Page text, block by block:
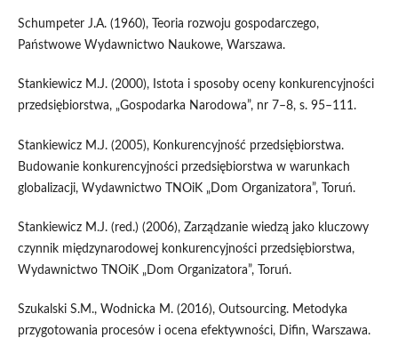
Schumpeter J.A. (1960), Teoria rozwoju gospodarczego,
Państwowe Wydawnictwo Naukowe, Warszawa.
Stankiewicz M.J. (2000), Istota i sposoby oceny konkurencyjności
przedsiębiorstwa, „Gospodarka Narodowa”, nr 7–8, s. 95–111.
Stankiewicz M.J. (2005), Konkurencyjność przedsiębiorstwa.
Budowanie konkurencyjności przedsiębiorstwa w warunkach
globalizacji, Wydawnictwo TNOiK „Dom Organizatora”, Toruń.
Stankiewicz M.J. (red.) (2006), Zarządzanie wiedzą jako kluczowy
czynnik międzynarodowej konkurencyjności przedsiębiorstwa,
Wydawnictwo TNOiK „Dom Organizatora”, Toruń.
Szukalski S.M., Wodnicka M. (2016), Outsourcing. Metodyka
przygotowania procesów i ocena efektywności, Difin, Warszawa.